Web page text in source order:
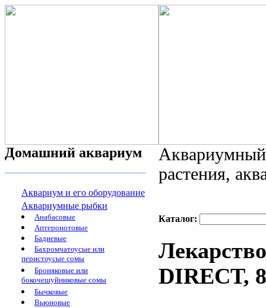
Домашний аквариум
Аквариум и его оборудование
Аквариумные рыбки
Анабасовые
Аптеронотовые
Бадиевые
Бахромчатоусые или
перистоусые сомы
Броняковые или
бокочешуйниковые сомы
Бычковые
Вьюновые
растения,
Каталог:
DIRECT,